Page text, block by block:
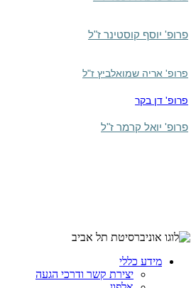
פרופ' יוסף קוסטינר ז"ל
פרופ' אריה שמואלביץ ז"ל
פרופ' דן בקר
פרופ' יואל קרמר ז"ל
מידע כללי
יצירת קשר ודרכי הגעה